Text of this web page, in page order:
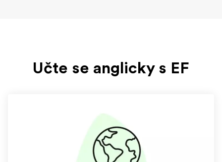
Učte se anglicky s EF